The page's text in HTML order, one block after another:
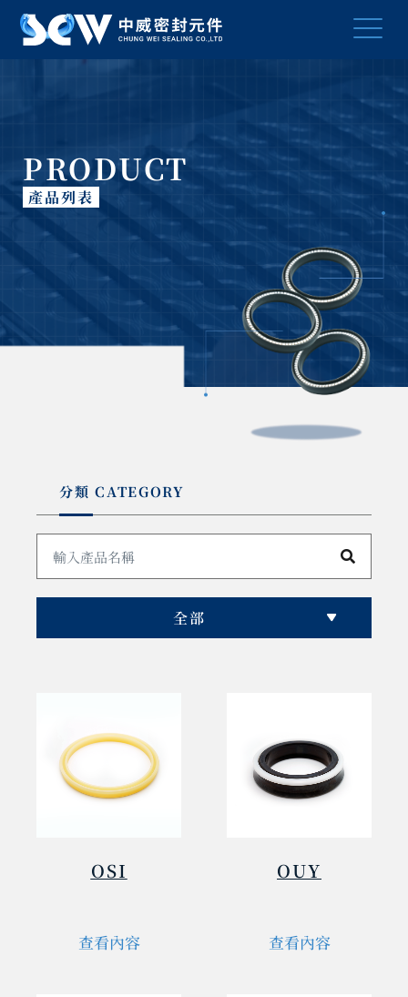
PRODUCT
產品列表
分類 CATEGORY
全部
OSI
查看內容
OUY
查看內容